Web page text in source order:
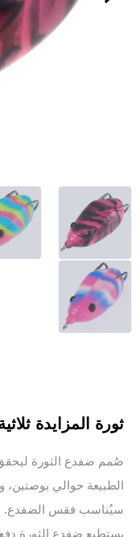
ثورة المزايدة
صُمم ضفدع الثورة
الطبيعة حوالي بوصتين،
سيُناسب فقس الضفدع.
يستطيع ضفدع الثورة